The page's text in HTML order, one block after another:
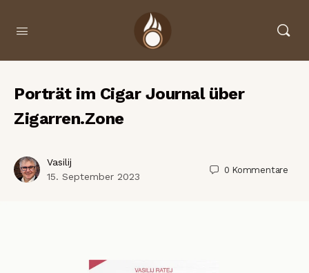
Porträt im Cigar Journal über
Zigarren.Zone
Vasilij
15. September 2023
0 Kommentare